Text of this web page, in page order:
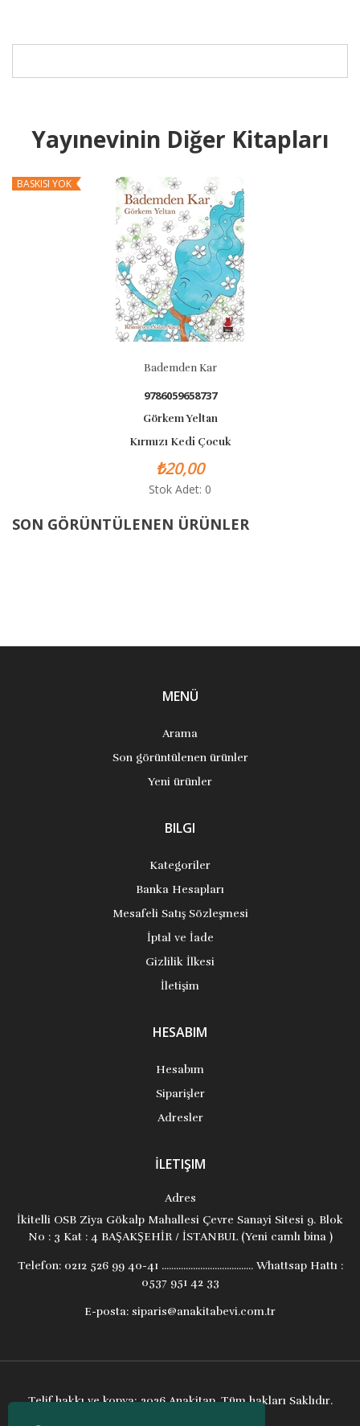
Yayınevinin Diğer Kitapları
BASKISI YOK
Bademden Kar
9786059658737
Görkem Yeltan
Kırmızı Kedi Çocuk
₺20,00
Stok Adet: 0
SON GÖRÜNTÜLENEN ÜRÜNLER
MENÜ
Arama
Son görüntülenen ürünler
Yeni ürünler
BILGI
Kategoriler
Banka Hesapları
Mesafeli Satış Sözleşmesi
İptal ve İade
Gizlilik İlkesi
İletişim
HESABIM
Hesabım
Siparişler
Adresler
İLETIŞIM
Adres
İkitelli OSB Ziya Gökalp Mahallesi Çevre Sanayi Sitesi 9. Blok
No : 3 Kat : 4 BAŞAKŞEHİR / İSTANBUL (Yeni camlı bina )
Telefon:0212 526 99 40-41 ...................................... Whattsap Hattı :
0537 951 42 33
E-posta: siparis@anakitabevi.com.tr
Telif hakkı ve kopya; 2026 Anakitap. Tüm hakları Saklıdır.